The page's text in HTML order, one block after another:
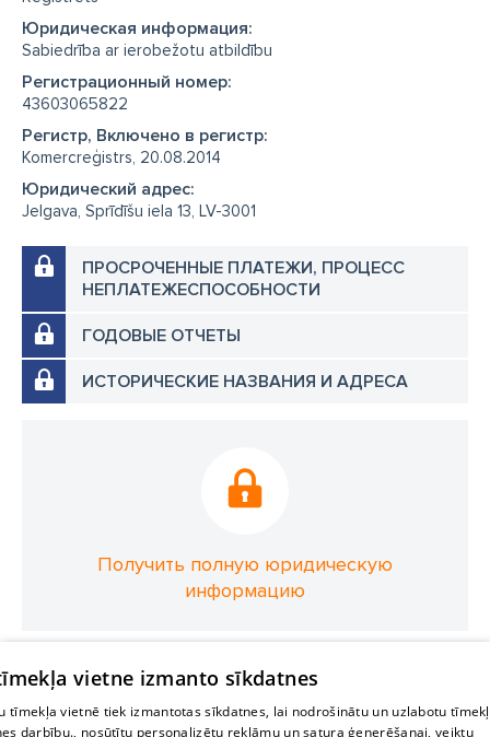
Юридическая информация:
Sabiedrība ar ierobežotu atbildību
Регистрационный номер:
43603065822
Регистр, Включено в регистр:
Komercreģistrs, 20.08.2014
Юридический адрес:
Jelgava, Sprīdīšu iela 13, LV-3001
ПРОСРОЧЕННЫЕ ПЛАТЕЖИ, ПРОЦЕСС
НЕПЛАТЕЖЕСПОСОБНОСТИ
ГОДОВЫЕ ОТЧЕТЫ
ИСТОРИЧЕСКИЕ НАЗВАНИЯ И АДРЕСА
Получить полную юридическую
информацию
vietne izmanto sīkdatnes
tīmekļa vietnē tiek izmantotas sīkdatnes, lai nodrošinātu un uzlabotu
darbību., nosūtītu personalizētu reklāmu un satura ģenerēšanai, veiktu